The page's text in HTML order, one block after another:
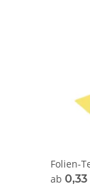
Folien-
ab